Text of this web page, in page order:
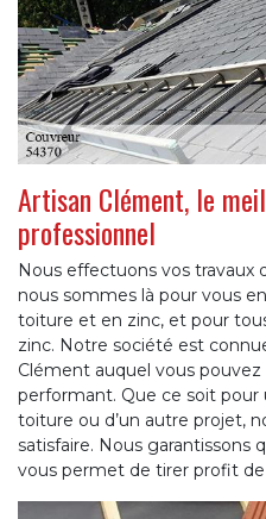
Artisan Clément, le
professionnel
Nous effectuons vos travaux
nous sommes là pour vous
toiture et en zinc, et pour
zinc. Notre société est
Clément auquel vous
performant. Que ce soit
toiture ou d’un autre projet,
satisfaire. Nous garantissons
vous permet de tirer profit